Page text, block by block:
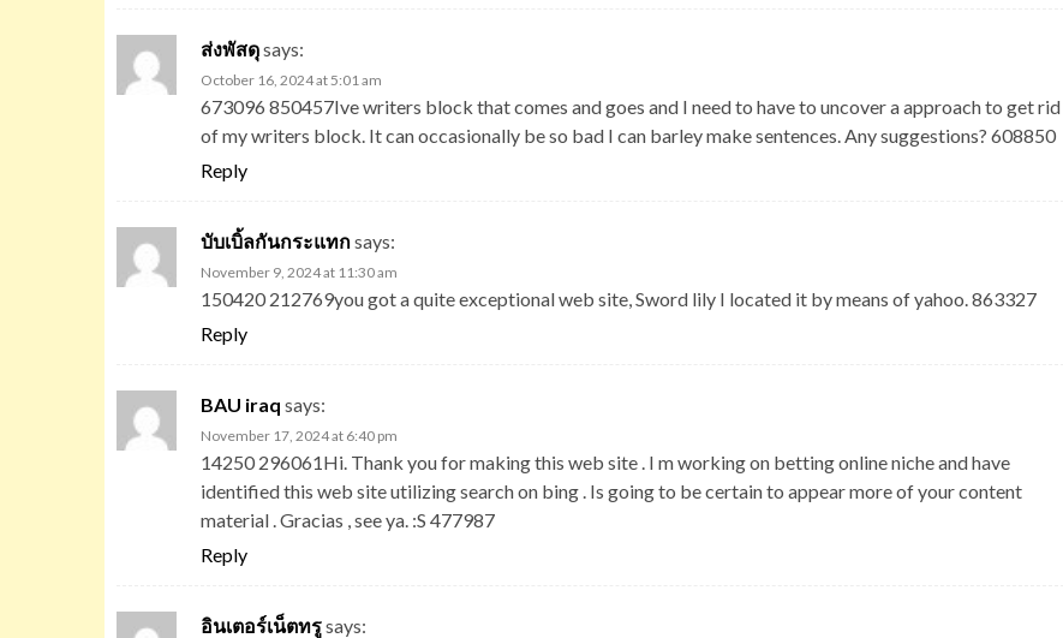
ส่งพัสดุsays:
October 16, 2024 at 5:01 am
673096 850457Ive writers block that comes and goes and I need to have to uncover a approach to get rid
of my writers block. It can occasionally be so bad I can barley make sentences. Any suggestions? 608850
Reply
บับเบิ้ลกันกระแทกsays:
November 9, 2024 at 11:30 am
150420 212769you got a quite exceptional web site, Sword lily I located it by means of yahoo. 863327
Reply
BAU iraq says:
November 17, 2024 at 6:40 pm
14250 296061Hi. Thank you for making this web site . I m working on betting online niche and have
identified this web site utilizing search on bing . Is going to be certain to appear more of your content
material . Gracias , see ya. :S 477987
Reply
อินเตอร์เน็ตทรูsays: